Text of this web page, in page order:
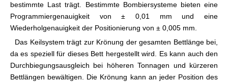
bestimmte Last trägt. Bestimmte Bombiersysteme bieten eine
Programmiergenauigkeit von ± 0,01 mm und eine
Wiederholgenauigkeit der Positionierung von ± 0,005 mm.
Das Keilsystem trägt zur Krönung der gesamten Bettlänge bei,
da es speziell für dieses Bett hergestellt wird. Es kann auch den
Durchbiegungsausgleich bei höheren Tonnagen und kürzeren
Bettlängen bewältigen. Die Krönung kann an jeder Position des